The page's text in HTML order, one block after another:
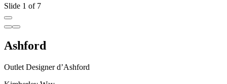
Slide 1 of 7
Ashford
Outlet Designer d’Ashford